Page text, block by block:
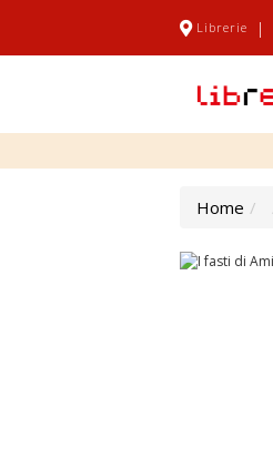
Librerie |
Home